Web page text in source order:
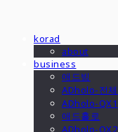
korad
about
business
애드빔
ADholo-전체
ADholo-QX1
애드홀로
ADholo-QX2